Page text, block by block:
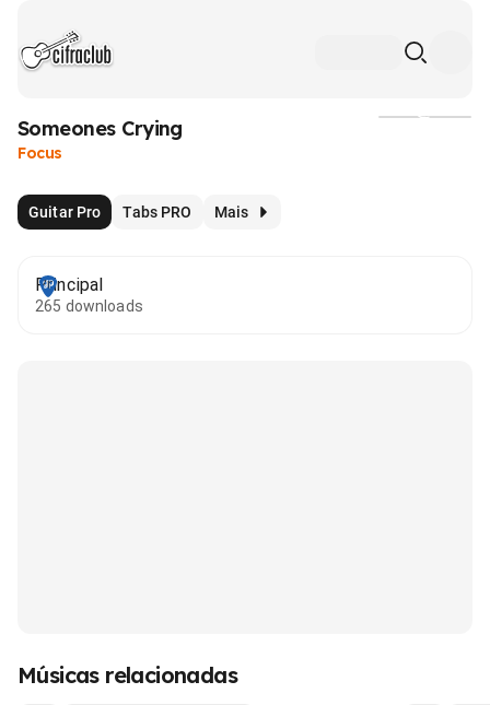
Someones Crying
Focus
Guitar Pro Tabs PRO Mais
Principal
265 downloads
Músicas relacionadas